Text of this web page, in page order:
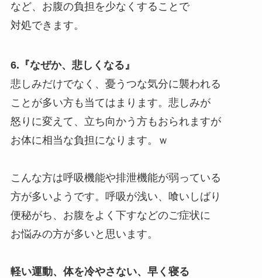
など、お腹の負担を少なくすることで
対処できます。
6.『なぜか、悲しくなる』
悲しみだけでなく、憂うつな気分に襲われる
ことが多い方も当てはまります。悲しみが
怒りに変えて、立ち向かう方もおられますが
お体に相当な負担になります。ｗ
こんな方は呼吸機能や排泄機能が弱っている
方が多いようです。呼吸が浅い、喰いしばり
便秘がち、お腹をよく下すなどのご症状に
お悩みの方が多いと思います。
軽い運動、体を冷やさない、早く寝る